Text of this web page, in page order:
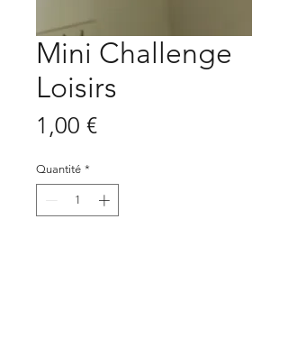
Mini Challenge
Loisirs
1,00 €Prix
Quantité *